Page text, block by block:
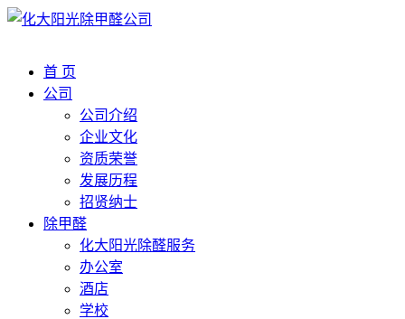
首 页
公司
公司介绍
企业文化
资质荣誉
发展历程
招贤纳士
除甲醛
化大阳光除醛服务
办公室
酒店
学校